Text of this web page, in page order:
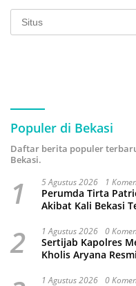
Populer di Bekasi
Daftar berita populer
Bekasi.
1 5 Agustus 2026 1
Perumda Tirta
Akibat Kali Bekasi
2 1 Agustus 2026 0
Sertijab Kapolres
Kholis Aryana
1 Agustus 2026 0